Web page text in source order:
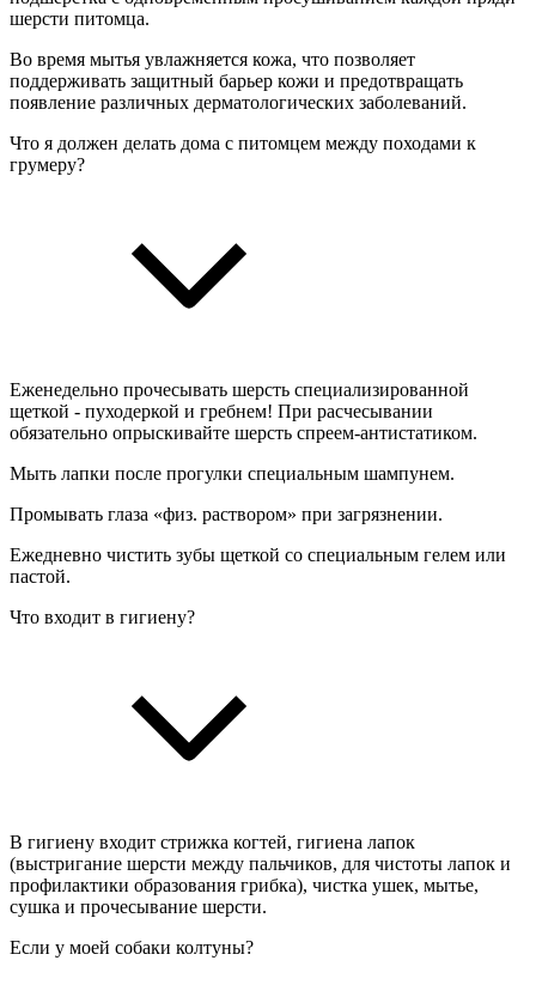
шерсти питомца.
Во время мытья увлажняется кожа, что позволяет
поддерживать защитный барьер кожи и предотвращать
появление различных дерматологических заболеваний.
Что я должен делать дома с питомцем между походами к
грумеру?
Еженедельно прочесывать шерсть специализированной
щеткой - пуходеркой и гребнем! При расчесывании
обязательно опрыскивайте шерсть спреем-антистатиком.
Мыть лапки после прогулки специальным шампунем.
Промывать глаза «физ. раствором» при загрязнении.
Ежедневно чистить зубы щеткой со специальным гелем или
пастой.
Что входит в гигиену?
В гигиену входит стрижка когтей, гигиена лапок
(выстригание шерсти между пальчиков, для чистоты лапок и
профилактики образования грибка), чистка ушек, мытье,
сушка и прочесывание шерсти.
Если у моей собаки колтуны?